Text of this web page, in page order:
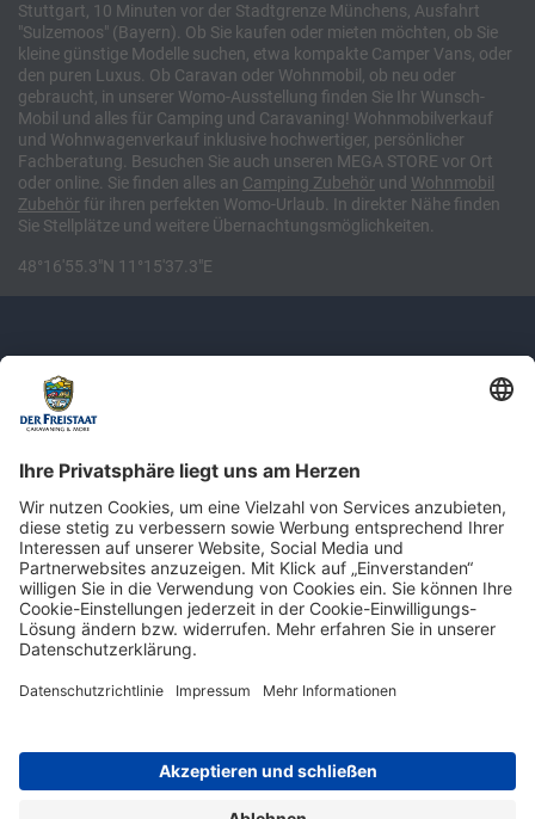
Stuttgart, 10 Minuten vor der Stadtgrenze Münchens, Ausfahrt
"Sulzemoos" (Bayern). Ob Sie kaufen oder mieten möchten, ob Sie
kleine günstige Modelle suchen, etwa kompakte Camper Vans, oder
den puren Luxus. Ob Caravan oder Wohnmobil, ob neu oder
gebraucht, in unserer Womo-Ausstellung finden Sie Ihr Wunsch-
Mobil und alles für Camping und Caravaning! Wohnmobilverkauf
und Wohnwagenverkauf inklusive hochwertiger, persönlicher
Fachberatung. Besuchen Sie auch unseren MEGA STORE vor Ort
oder online. Sie finden alles an Camping Zubehör und Wohnmobil
Zubehör für ihren perfekten Womo-Urlaub. In direkter Nähe finden
Sie Stellplätze und weitere Übernachtungsmöglichkeiten.
48°16'55.3"N 11°15'37.3"E
Newsletter: Jetzt auf
shop.derfreistaat.de anmelden und
einen 5€ Gutschein für unseren Online-
Shop erhalten!*
Impressum Datenschutz Barrierefreiheit